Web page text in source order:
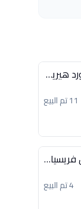
كوب350مللى ورد هيريفين
11 تم البيع
طقم شربات 7 ق فريسيا لومينارك
4 تم البيع